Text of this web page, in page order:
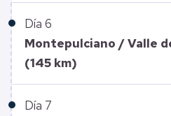
Día 6
Montepulciano / Valle
(145 km)
Día 7